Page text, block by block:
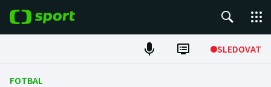
SLEDOVAT
Fotbal
FOTBAL